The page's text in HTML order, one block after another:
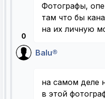
0
Фотографы,
там что бы
на их личную
Balu®
на самом деле
в этой